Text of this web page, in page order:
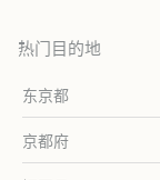
热门目的地
东京都
京都府